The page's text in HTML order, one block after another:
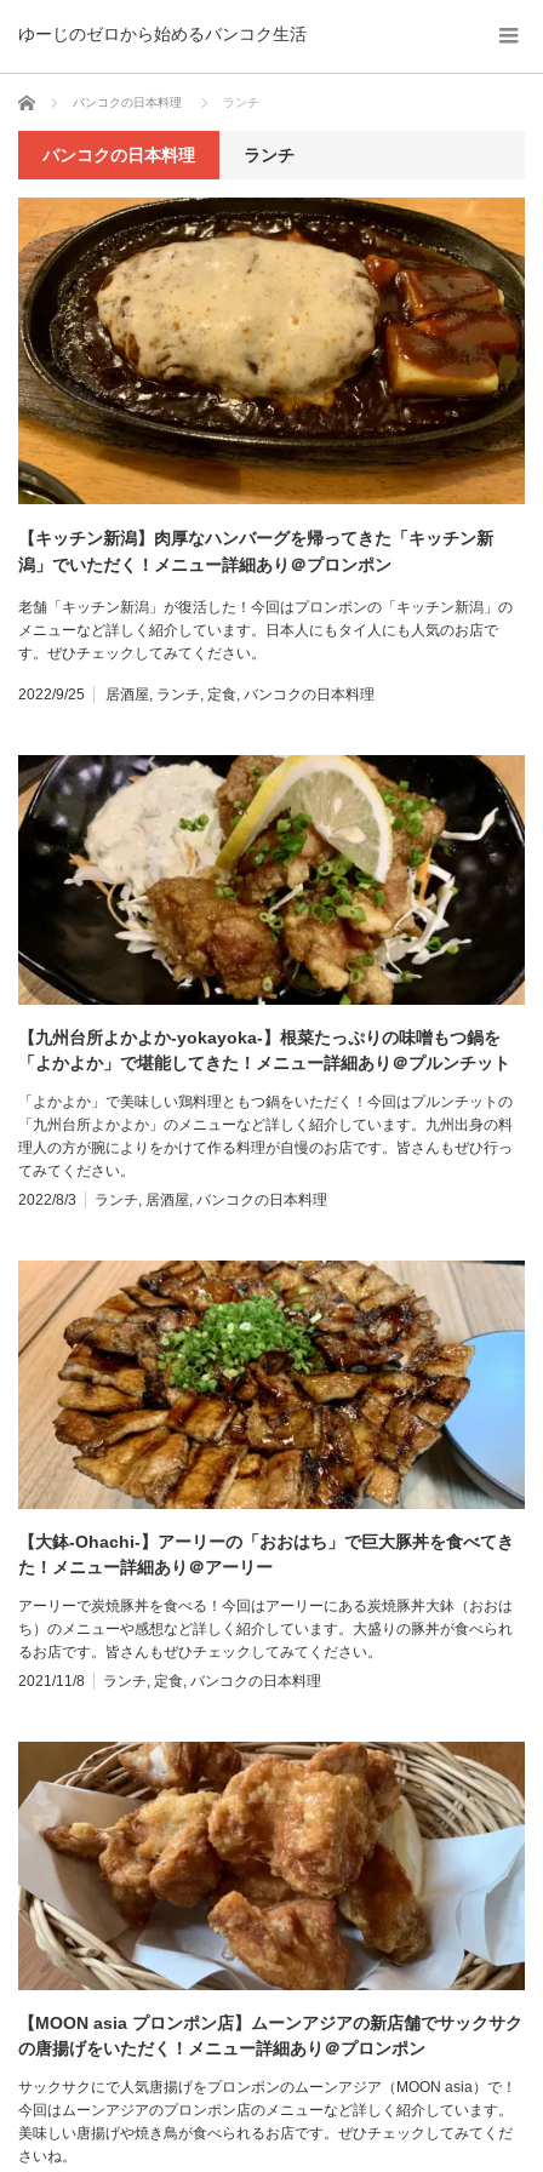
ゆーじのゼロから始めるバンコク生活
ホーム バンコクの日本料理 ランチ
バンコクの日本料理 ランチ
【キッチン新潟】肉厚なハンバーグを帰ってきた「キッチン新
潟」でいただく！メニュー詳細あり＠プロンポン
老舗「キッチン新潟」が復活した！今回はプロンポンの「キッチン新潟」の
メニューなど詳しく紹介しています。日本人にもタイ人にも人気のお店で
す。ぜひチェックしてみてください。
2022/9/25 居酒屋, ランチ, 定食, バンコクの日本料理
【九州台所よかよか-yokayoka-】根菜たっぷりの味噌もつ鍋を
「よかよか」で堪能してきた！メニュー詳細あり＠プルンチット
「よかよか」で美味しい鶏料理ともつ鍋をいただく！今回はプルンチットの
「九州台所よかよか」のメニューなど詳しく紹介しています。九州出身の料
理人の方が腕によりをかけて作る料理が自慢のお店です。皆さんもぜひ行っ
てみてください。
2022/8/3
ランチ 居酒屋 バンコクの日本料理
【大鉢-Ohachi-】アーリーの「おおはち」で巨大豚丼を食べてき
た！メニュー詳細あり＠アーリー
アーリーで炭焼豚丼を食べる！今回はアーリーにある炭焼豚丼大鉢（おおは
ち）のメニューや感想など詳しく紹介しています。大盛りの豚丼が食べられ
るお店です。皆さんもぜひチェックしてみてください。
2021/11/8
ランチ 定食 バンコクの日本料理
【MOON asia プロンポン店】ムーンアジアの新店舗でサックサク
の唐揚げをいただく！メニュー詳細あり＠プロンポン
サックサクにで人気唐揚げをプロンポンのムーンアジア（MOON asia）で！
今回はムーンアジアのプロンポン店のメニューなど詳しく紹介しています。
美味しい唐揚げや焼き鳥が食べられるお店です。ぜひチェックしてみてくだ
さいね。